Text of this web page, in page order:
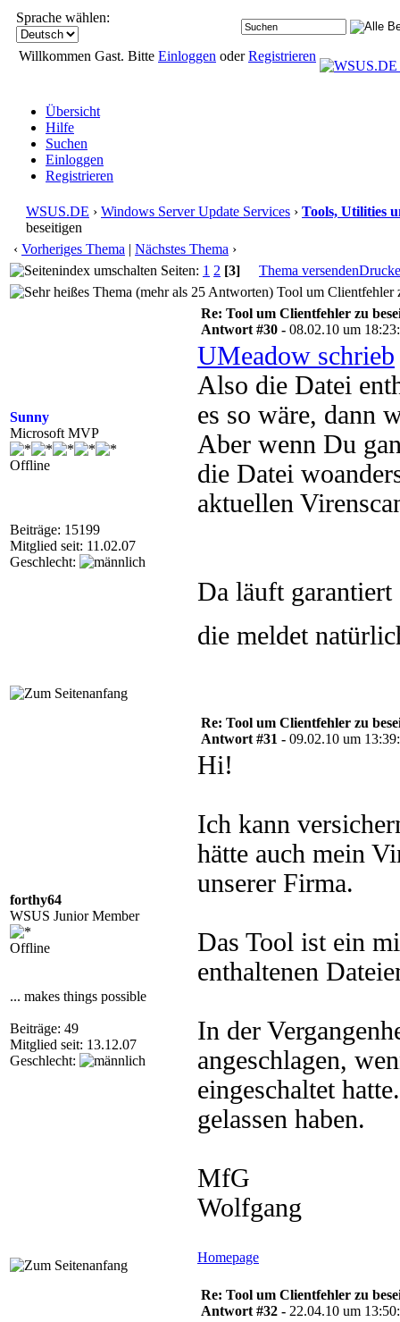
Sprache wählen:
Willkommen Gast. Bitte Einloggen oderRegistrieren
Übersicht
Hilfe
Suchen
Einloggen
Registrieren
WSUS.DE › Windows Server Update Services › Tools, Utilities
beseitigen
‹ Vorheriges Thema | Nächstes Thema ›
Seiten: 1 2 [3] Thema versenden
Tool um Clientfehler
Sunny
Microsoft MVP
Offline
Beiträge: 15199
Mitglied seit: 11.02.07
Geschlecht:
Re: Tool um Clientfehler zu
Antwort #30 - 08.02.10 um
UMeadow schrieb
Also die Datei
es so wäre, dann
Aber wenn Du
die Datei
aktuellen
Da läuft
die meldet
forthy64
WSUS Junior Member
Offline
... makes things possible
Beiträge: 49
Mitglied seit: 13.12.07
Geschlecht:
Re: Tool um Clientfehler zu
Antwort #31 - 09.02.10 um
Hi!
Ich kann
hätte auch mein
unserer Firma.
Das Tool ist ein
enthaltenen
In der
angeschlagen,
eingeschaltet
gelassen haben.
MfG
Wolfgang
Homepage
Re: Tool um Clientfehler zu
Antwort #32 - 22.04.10 um